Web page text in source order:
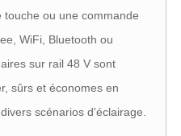
ou une commande
WiFi, Bluetooth ou
sur rail 48 V sont
sûrs et économes en
scénarios d'éclairage.